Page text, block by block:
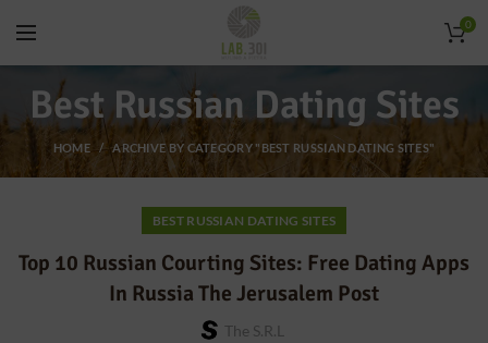
0
Best Russian Dating Sites
HOME ARCHIVE BY CATEGORY "BEST RUSSIAN DATING SITES"
BEST RUSSIAN DATING SITES
Top 10 Russian Courting Sites: Free Dating Apps
In Russia The Jerusalem Post
The S.r.l